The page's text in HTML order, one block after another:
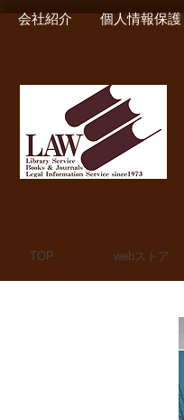
会社紹介 個人情報保護
TOP webストア